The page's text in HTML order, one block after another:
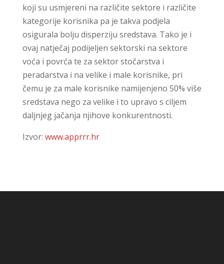
koji su usmjereni na različite sektore i različite
kategorije korisnika pa je takva podjela
osigurala bolju disperziju sredstava. Tako je i
ovaj natječaj podijeljen sektorski na sektore
voća i povrća te za sektor stočarstva i
peradarstva i na velike i male korisnike, pri
čemu je za male korisnike namijenjeno 50% više
sredstava nego za velike i to upravo s ciljem
daljnjeg jačanja njihove konkurentnosti.
Izvor: www.apprrr.hr